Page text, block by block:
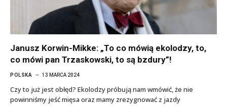
Janusz Korwin-Mikke: „To co mówią ekolodzy, to,
co mówi pan Trzaskowski, to są bzdury”!
POLSKA 13 MARCA 2024
Czy to już jest obłęd? Ekolodzy próbują nam wmówić, że nie
powinniśmy jeść mięsa oraz mamy zrezygnować z jazdy